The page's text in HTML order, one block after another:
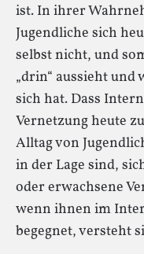
ist. In ihrer
Jugendliche sich
selbst nicht, und
„drin“ aussieht und
sich hat. Dass
Vernetzung heute
Alltag von
in der Lage sind,
oder erwachsene
wenn ihnen im
begegnet, versteht